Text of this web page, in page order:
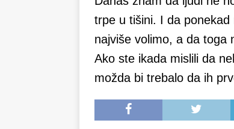
trpe u tišini. I da
najviše volimo, a da toga
Ako ste ikada mislili da
možda bi trebalo da ih